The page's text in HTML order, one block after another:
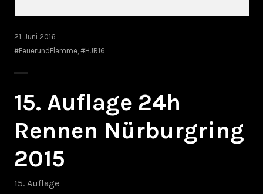
21. Juni 2016
#FeuerundFlamme, #HJR16
15. Auflage 24h
Rennen Nürburgring
2015
15. Auflage